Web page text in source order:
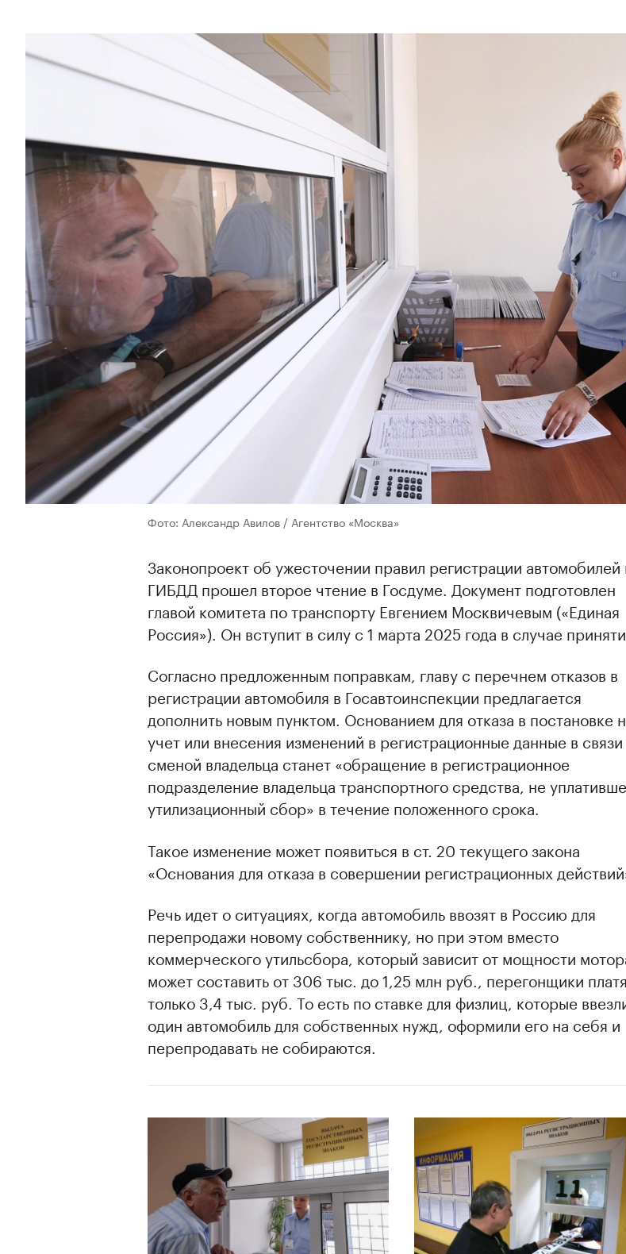
Фото: Александр Авилов / Агентство «Москва»
Законопроект об ужесточении правил регистрации автомобилей
ГИБДД прошел второе чтение в Госдуме. Документ подготовлен
главой комитета по транспорту Евгением Москвичевым («Единая
Россия»). Он вступит в силу с 1 марта 2025 года в случае
Согласно предложенным поправкам, главу с перечнем отказов в
регистрации автомобиля в Госавтоинспекции предлагается
дополнить новым пунктом. Основанием для отказа в постановке
учет или внесения изменений в регистрационные данные в
сменой владельца станет «обращение в регистрационное
подразделение владельца транспортного средства, не
утилизационный сбор» в течение положенного срока.
Такое изменение может появиться в ст. 20 текущего закона
«Основания для отказа в совершении регистрационных
Речь идет о ситуациях, когда автомобиль ввозят в Россию для
перепродажи новому собственнику, но при этом вместо
коммерческого утильсбора, который зависит от мощности
может составить от 306 тыс. до 1,25 млн руб., перегонщики
только 3,4 тыс. руб. То есть по ставке для физлиц, которые
один автомобиль для собственных нужд, оформили его на себя и
перепродавать не собираются.